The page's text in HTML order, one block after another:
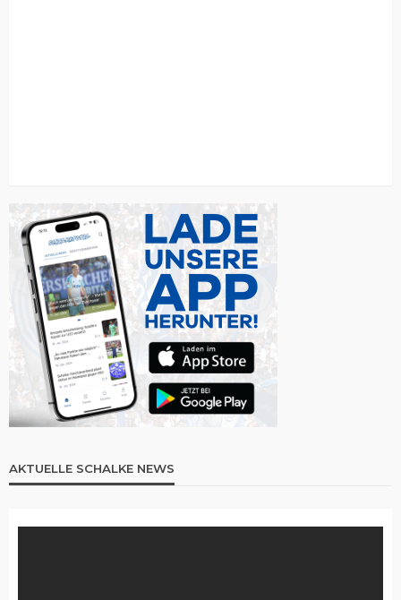
AKTUELLE SCHALKE NEWS